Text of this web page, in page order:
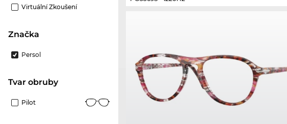
Virtuální Zkoušení
Značka
Persol
Tvar obruby
Pilot